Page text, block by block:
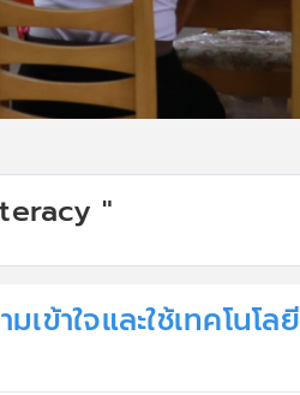
"
ข้าใจและใช้เทคโนโลยี